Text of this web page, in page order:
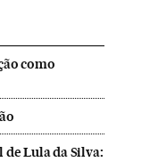
como
Lula da Silva: